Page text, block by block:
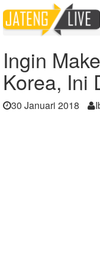
Home
Berita
Ingin Makeup Ala
Ingin
Korea, Ini
30 Januari 2018